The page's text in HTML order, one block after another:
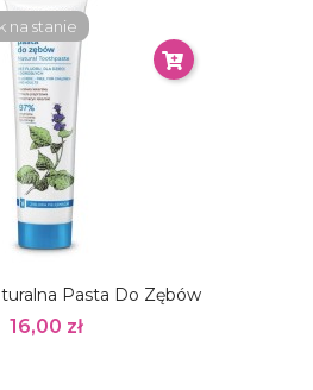
Pasta Do Zębów
16,00 zł
na stanie